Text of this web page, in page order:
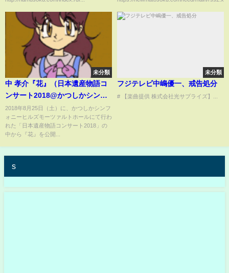
未分類
中 孝介『花』（日本遺産物語コ
ンサート2018@かつしかシンフ
ォニーヒルズ）
2018年8月25日（土）に、かつしかシンフ
ォニーヒルズモーツァルトホールにて行わ
れた「日本遺産物語コンサート2018」の
中から『花』を公開...
未分類
フジテレビ中嶋優一、戒告処分
# 【楽曲提供 株式会社光サプライズ】...
s